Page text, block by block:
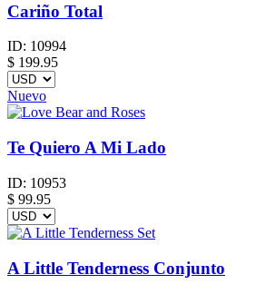
Cariño Total
ID: 10994
$ 199.95
Nuevo
Te Quiero A Mi Lado
ID: 10953
$ 99.95
A Little Tenderness Conjunto